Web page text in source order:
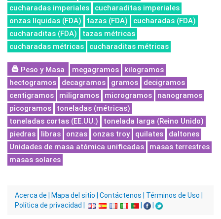
cucharadas imperiales
cucharaditas imperiales
onzas líquidas (FDA)
tazas (FDA)
cucharadas (FDA)
cucharaditas (FDA)
tazas métricas
cucharadas métricas
cucharaditas métricas
Peso y Masa megagramos
kilogramos
hectogramos
decagramos gramos
decigramos
centigramos
miligramos microgramos
nanogramos
picogramos
toneladas (métricas)
toneladas cortas (EE.UU.)
tonelada larga (Reino Unido)
piedras
libras onzas onzas troy quilates
daltones
Unidades de masa atómica unificadas
masas terrestres
masas solares
Acerca de Mapa del sitio Contáctenos Términos de Uso
Política de privacidad